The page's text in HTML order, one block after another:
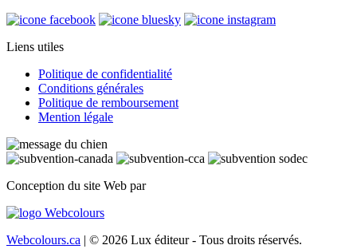
Liens utiles
Politique de confidentialité
Conditions générales
Politique de remboursement
Mention légale
Conception du site Web par
Webcolours.ca | © 2026 Lux éditeur - Tous droits réservés.